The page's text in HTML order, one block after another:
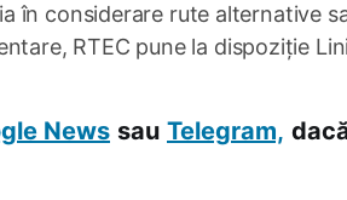
în considerare rute alternative
RTEC pune la dispoziție
News sau Telegram,